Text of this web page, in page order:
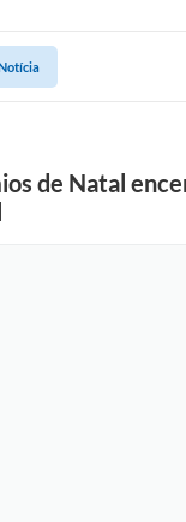
de Natal